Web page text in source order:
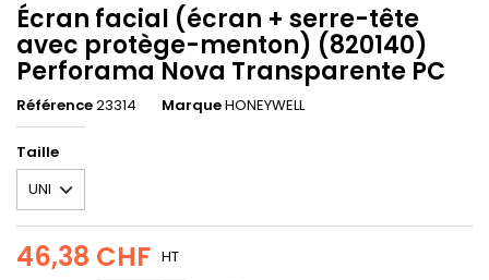
Écran facial (écran + serre-tête
avec protège-menton) (820140)
Perforama Nova Transparente PC
Référence23314 MarqueHONEYWELL
Taille
46,38 CHF HT